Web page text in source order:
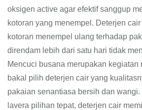
oksigen active agar efektif sanggup
kotoran yang menempel. Deterjen
kotoran menempel ulang terhadap
direndam lebih dari satu hari tidak
Mencuci busana merupakan kegiatan
bakal pilih deterjen cair yang
pakaian senantiasa bersih dan
lavera pilihan tepat, deterjen cair